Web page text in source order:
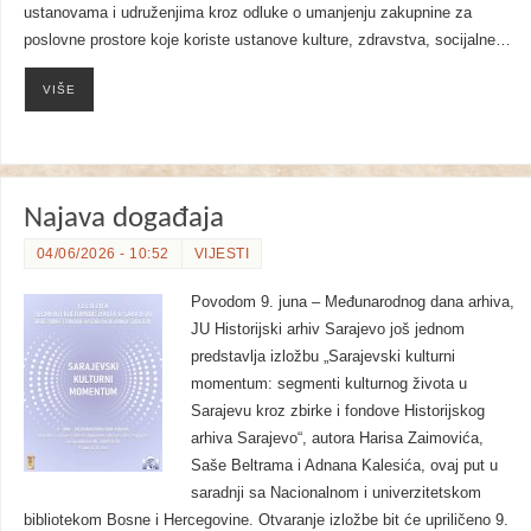
ustanovama i udruženjima kroz odluke o umanjenju zakupnine za
poslovne prostore koje koriste ustanove kulture, zdravstva, socijalne…
VIŠE
Najava događaja
04/06/2026 - 10:52 VIJESTI
Povodom 9. juna – Međunarodnog dana arhiva,
JU Historijski arhiv Sarajevo još jednom
predstavlja izložbu „Sarajevski kulturni
momentum: segmenti kulturnog života u
Sarajevu kroz zbirke i fondove Historijskog
arhiva Sarajevo“, autora Harisa Zaimovića,
Saše Beltrama i Adnana Kalesića, ovaj put u
saradnji sa Nacionalnom i univerzitetskom
bibliotekom Bosne i Hercegovine. Otvaranje izložbe bit će upriličeno 9.